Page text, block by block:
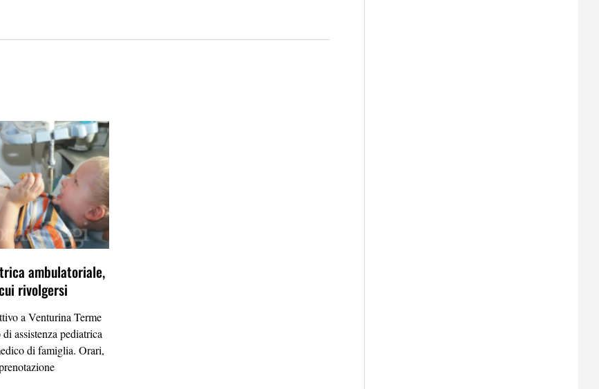
ambulatoriale,
rivolgersi
a Venturina Terme
assistenza pediatrica
di famiglia. Orari,